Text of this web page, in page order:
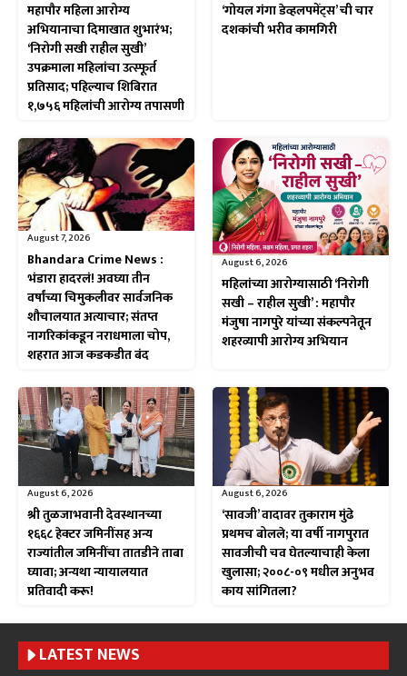
महापौर महिला आरोग्य
अभियानाचा दिमाखात शुभारंभ;
‘निरोगी सखी राहील सुखी’
उपक्रमाला महिलांचा उत्स्फूर्त
प्रतिसाद; पहिल्याच शिबिरात
१,७५६ महिलांची आरोग्य तपासणी
‘गोयल गंगा डेव्हलपमेंट्स’ ची चार
दशकांची भरीव कामगिरी
August 7, 2026
Bhandara Crime News :
भंडारा हादरलं! अवघ्या तीन
वर्षांच्या चिमुकलीवर सार्वजनिक
शौचालयात अत्याचार; संतप्त
नागरिकांकडून नराधमाला चोप,
शहरात आज कडकडीत बंद
August 6, 2026
महिलांच्या आरोग्यासाठी ‘निरोगी
सखी – राहील सुखी’ : महापौर
मंजुषा नागपुरे यांच्या संकल्पनेतून
शहरव्यापी आरोग्य अभियान
August 6, 2026
श्री तुळजाभवानी देवस्थानच्या
१६६८ हेक्टर जमिनींसह अन्य
राज्यांतील जमिनींचा तातडीने ताबा
घ्यावा; अन्यथा न्यायालयात
प्रतिवादी करू!
August 6, 2026
‘सावजी’ वादावर तुकाराम मुंढे
प्रथमच बोलले; या वर्षी नागपुरात
सावजीची चव घेतल्याचाही केला
खुलासा; २००८-०९ मधील अनुभव
काय सांगितला?
LATEST NEWS